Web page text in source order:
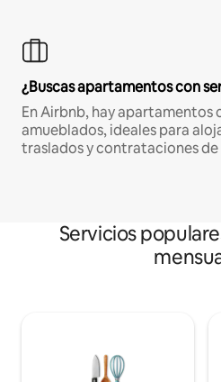
¿Buscas apartamentos con
En Airbnb, hay
amueblados, ideales para
traslados y contrataciones de
Servicios